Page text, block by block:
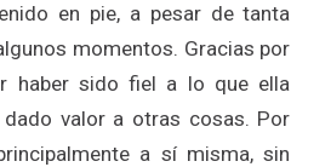
en pie, a pesar de tanta
momentos. Gracias por
haber sido fiel a lo que ella
dado valor a otras cosas. Por
a sí misma, sin